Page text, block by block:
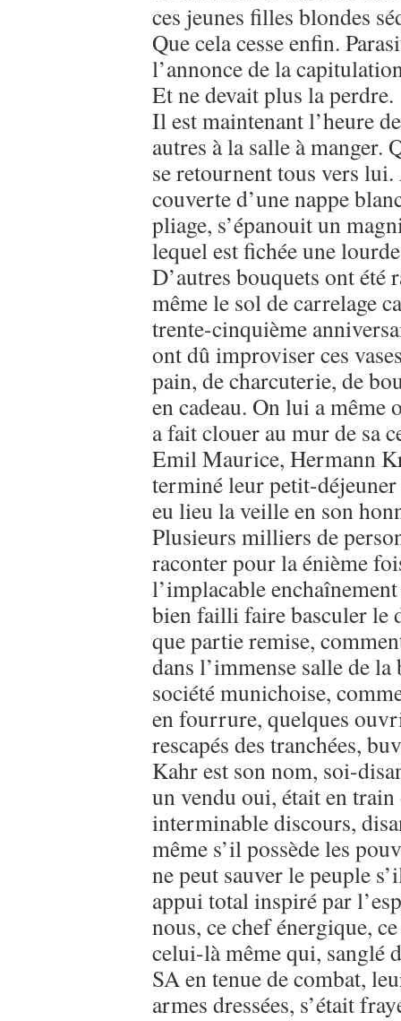
ces jeunes filles blondes
Que cela cesse enfin.
l’annonce de la
Et ne devait plus la perdre.
Il est maintenant l’heure
autres à la salle à manger.
se retournent tous vers
couverte d’une nappe
pliage, s’épanouit un
lequel est fichée une
D’autres bouquets ont été
même le sol de carrelage
trente-cinquième
ont dû improviser ces
pain, de charcuterie, de
en cadeau. On lui a
a fait clouer au mur de sa
Emil Maurice, Hermann
terminé leur petit-
eu lieu la veille en son
Plusieurs milliers de
raconter pour la énième
l’implacable
bien failli faire basculer le
que partie remise,
dans l’immense salle de
société munichoise,
en fourrure, quelques
rescapés des tranchées,
Kahr est son nom, soi-
un vendu oui, était en
interminable discours,
même s’il possède les
ne peut sauver le peuple
appui total inspiré par
nous, ce chef énergique,
celui-là même qui, sanglé
SA en tenue de combat,
armes dressées, s’était